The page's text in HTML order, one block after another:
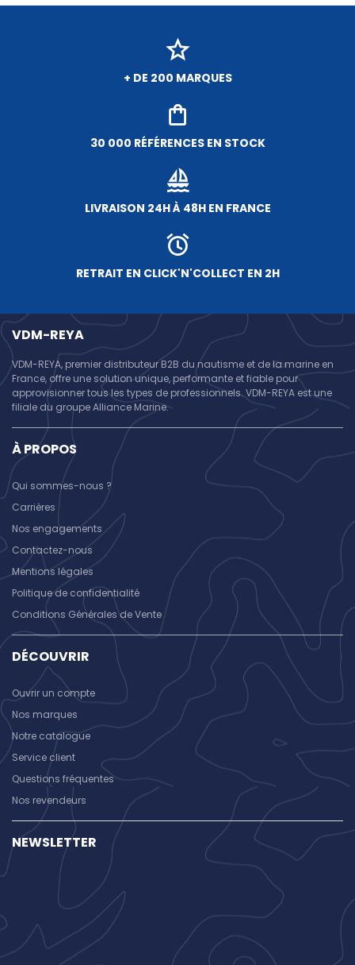
VDM-REYA
VDM-REYA, premier distributeur B2B du nautisme et de la marine en
France, offre une solution unique, performante et fiable pour
approvisionner tous les types de professionnels. VDM-REYA est une
filiale du groupe Alliance Marine.
À PROPOS
Qui sommes-nous ?
Carrières
Nos engagements
Contactez-nous
Mentions légales
Politique de confidentialité
Conditions Générales de Vente
DÉCOUVRIR
Ouvrir un compte
Nos marques
Notre catalogue
Service client
Questions fréquentes
Nos revendeurs
NEWSLETTER
+ DE 200 MARQUES
30 000 RÉFÉRENCES EN STOCK
LIVRAISON 24H À 48H EN FRANCE
RETRAIT EN CLICK'N'COLLECT EN 2H